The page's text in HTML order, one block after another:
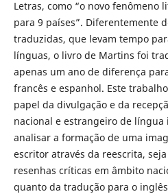
Letras, como “o novo
para 9 países”. Diferentemente
traduzidas, que levam tempo
línguas, o livro de Martins foi
apenas um ano de diferença
francês e espanhol. Este
papel da divulgação e da
nacional e estrangeiro de
analisar a formação de uma
escritor através da reescrita,
resenhas críticas em âmbito
quanto da tradução para o